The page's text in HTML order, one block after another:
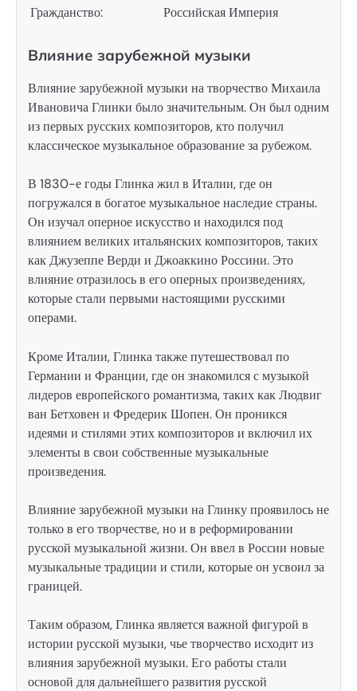
Гражданство:
Российская Империя
Влияние зарубежной музыки
Влияние зарубежной музыки на творчество Михаила
Ивановича Глинки было значительным. Он был одним
из первых русских композиторов, кто получил
классическое музыкальное образование за рубежом.
В 1830-е годы Глинка жил в Италии, где он
погружался в богатое музыкальное наследие страны.
Он изучал оперное искусство и находился под
влиянием великих итальянских композиторов, таких
как Джузеппе Верди и Джоаккино Россини. Это
влияние отразилось в его оперных произведениях,
которые стали первыми настоящими русскими
операми.
Кроме Италии, Глинка также путешествовал по
Германии и Франции, где он знакомился с музыкой
лидеров европейского романтизма, таких как Людвиг
ван Бетховен и Фредерик Шопен. Он проникся
идеями и стилями этих композиторов и включил их
элементы в свои собственные музыкальные
произведения.
Влияние зарубежной музыки на Глинку проявилось не
только в его творчестве, но и в реформировании
русской музыкальной жизни. Он ввел в России новые
музыкальные традиции и стили, которые он усвоил за
границей.
Таким образом, Глинка является важной фигурой в
истории русской музыки, чье творчество исходит из
влияния зарубежной музыки. Его работы стали
основой для дальнейшего развития русской